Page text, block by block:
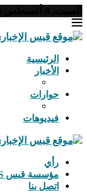
الرئيسية
الأخبار
حوارات
فيديوهات
رأي
مؤسسة قبس ETS GHABESS
اتصل بنا